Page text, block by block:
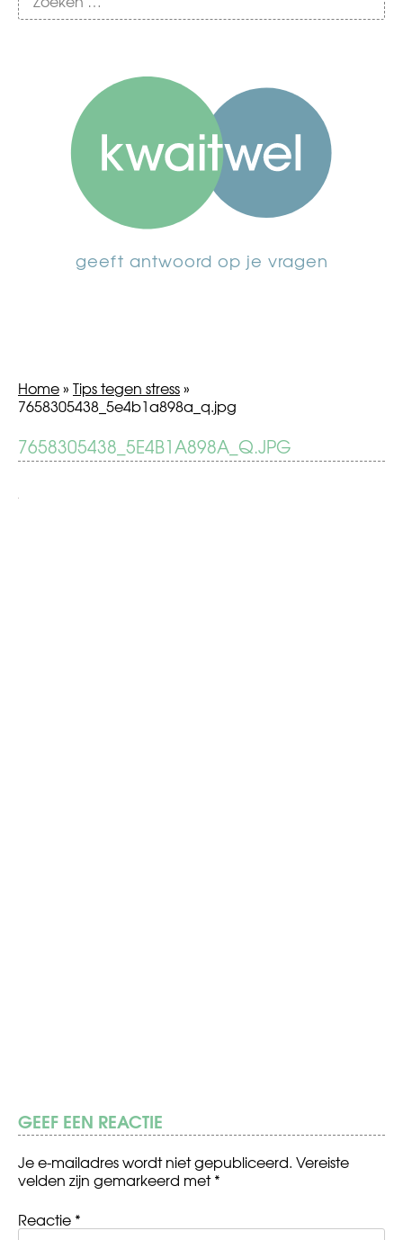
geeft antwoord op je vragen
Home» Tips tegen stress»
7658305438_5e4b1a898a_q.jpg
7658305438_5E4B1A898A_Q.JPG
BERICHT
NAVIGATIE
Tips
tegen
GEEF EEN REACTIE
Je e-mailadres wordt niet gepubliceerd. Vereiste
velden zijn gemarkeerd met*
Reactie *